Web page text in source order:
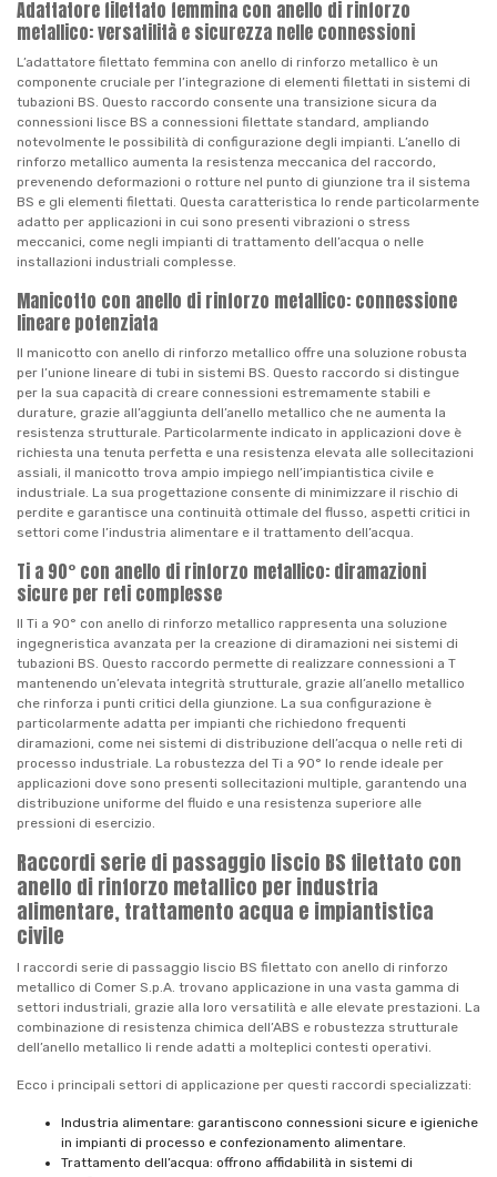
Adattatore filettato femmina con anello di rinforzo
metallico: versatilità e sicurezza nelle connessioni
L’adattatore filettato femmina con anello di rinforzo metallico è un
componente cruciale per l’integrazione di elementi filettati in sistemi di
tubazioni BS. Questo raccordo consente una transizione sicura da
connessioni lisce BS a connessioni filettate standard, ampliando
notevolmente le possibilità di configurazione degli impianti. L’anello di
rinforzo metallico aumenta la resistenza meccanica del raccordo,
prevenendo deformazioni o rotture nel punto di giunzione tra il sistema
BS e gli elementi filettati. Questa caratteristica lo rende particolarmente
adatto per applicazioni in cui sono presenti vibrazioni o stress
meccanici, come negli impianti di trattamento dell’acqua o nelle
installazioni industriali complesse.
Manicotto con anello di rinforzo metallico: connessione
lineare potenziata
Il manicotto con anello di rinforzo metallico offre una soluzione robusta
per l’unione lineare di tubi in sistemi BS. Questo raccordo si distingue
per la sua capacità di creare connessioni estremamente stabili e
durature, grazie all’aggiunta dell’anello metallico che ne aumenta la
resistenza strutturale. Particolarmente indicato in applicazioni dove è
richiesta una tenuta perfetta e una resistenza elevata alle sollecitazioni
assiali, il manicotto trova ampio impiego nell’impiantistica civile e
industriale. La sua progettazione consente di minimizzare il rischio di
perdite e garantisce una continuità ottimale del flusso, aspetti critici in
settori come l’industria alimentare e il trattamento dell’acqua.
Ti a 90° con anello di rinforzo metallico: diramazioni
sicure per reti complesse
Il Ti a 90° con anello di rinforzo metallico rappresenta una soluzione
ingegneristica avanzata per la creazione di diramazioni nei sistemi di
tubazioni BS. Questo raccordo permette di realizzare connessioni a T
mantenendo un’elevata integrità strutturale, grazie all’anello metallico
che rinforza i punti critici della giunzione. La sua configurazione è
particolarmente adatta per impianti che richiedono frequenti
diramazioni, come nei sistemi di distribuzione dell’acqua o nelle reti di
processo industriale. La robustezza del Ti a 90° lo rende ideale per
applicazioni dove sono presenti sollecitazioni multiple, garantendo una
distribuzione uniforme del fluido e una resistenza superiore alle
pressioni di esercizio.
Raccordi serie di passaggio liscio BS filettato con
anello di rinforzo metallico per industria
alimentare, trattamento acqua e impiantistica
civile
I raccordi serie di passaggio liscio BS filettato con anello di rinforzo
metallico di Comer S.p.A. trovano applicazione in una vasta gamma di
settori industriali, grazie alla loro versatilità e alle elevate prestazioni. La
combinazione di resistenza chimica dell’ABS e robustezza strutturale
dell’anello metallico li rende adatti a molteplici contesti operativi.
Ecco i principali settori di applicazione per questi raccordi specializzati:
Industria alimentare: garantiscono connessioni sicure e igieniche
in impianti di processo e confezionamento alimentare.
Trattamento dell’acqua: offrono affidabilità in sistemi di